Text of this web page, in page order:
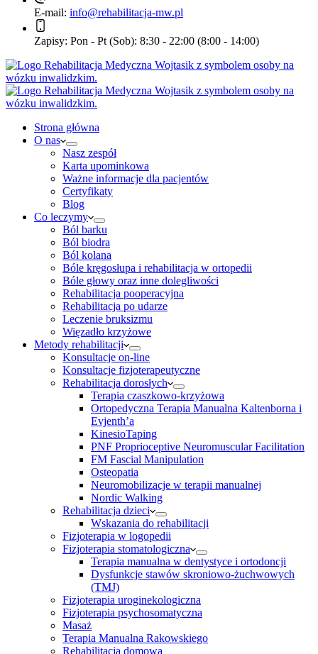
E-mail: info@rehabilitacja-mw.pl
Zapisy: Pon - Pt (Sob): 8:30 - 22:00 (8:00 - 14:00)
Strona główna
O nas
Nasz zespół
Karta upominkowa
Ważne informacje dla pacjentów
Certyfikaty
Blog
Co leczymy
Ból barku
Ból biodra
Ból kolana
Bóle kręgosłupa i rehabilitacja w ortopedii
Bóle głowy oraz inne dolegliwości
Rehabilitacja pooperacyjna
Rehabilitacja po udarze
Leczenie bruksizmu
Więzadło krzyżowe
Metody rehabilitacji
Konsultacje on-line
Konsultacje fizjoterapeutyczne
Rehabilitacja dorosłych
Terapia czaszkowo-krzyżowa
Ortopedyczna Terapia Manualna Kaltenborna i
Evjenth’a
KinesioTaping
PNF Proprioceptive Neuromuscular Facilitation
FM Fascial Manipulation
Osteopatia
Neuromobilizacje w terapii manualnej
Nordic Walking
Rehabilitacja dzieci
Wskazania do rehabilitacji
Fizjoterapia w logopedii
Fizjoterapia stomatologiczna
Terapia manualna w dentystyce i ortodoncji
Dysfunkcje stawów skroniowo-żuchwowych
(TMJ)
Fizjoterapia uroginekologiczna
Fizjoterapia psychosomatyczna
Masaż
Terapia Manualna Rakowskiego
Rehabilitacja domowa